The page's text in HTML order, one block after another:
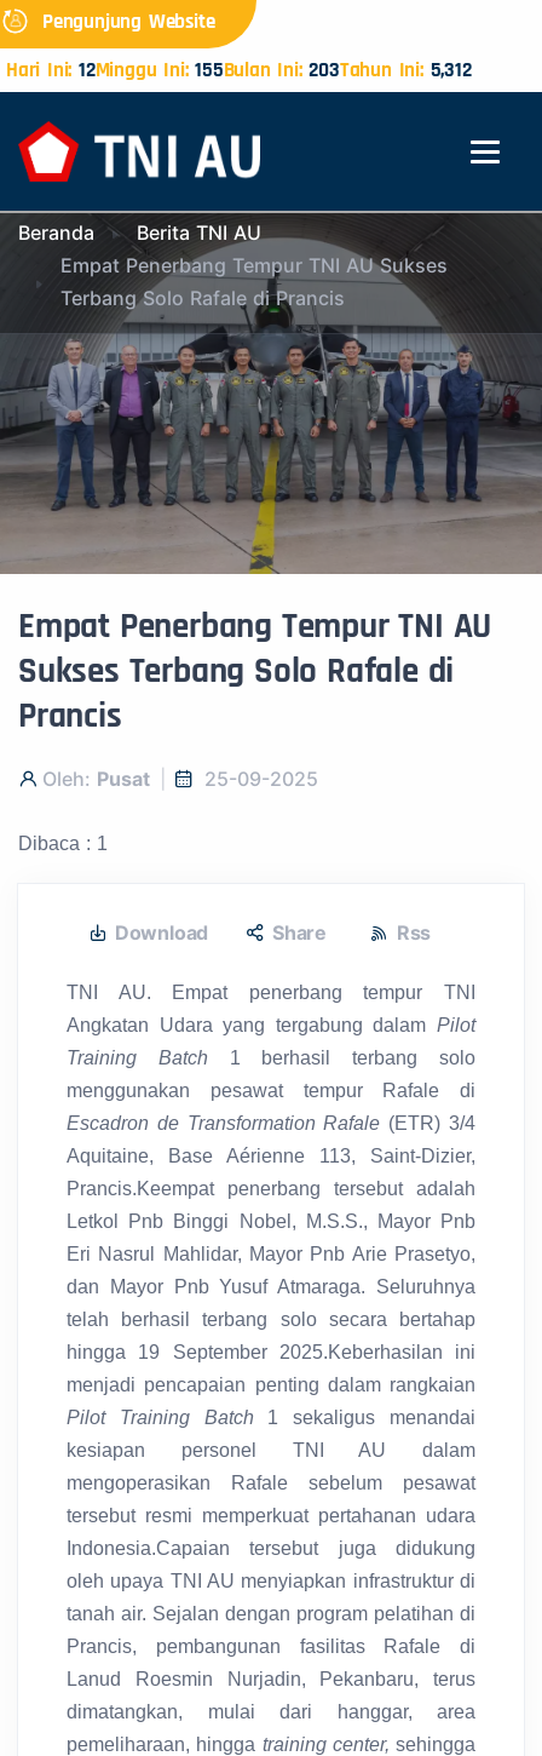
Pengunjung Website
Hari Ini: 12Minggu Ini:155Bulan Ini:203Tahun Ini:5,312
Beranda
Berita TNI AU
Empat Penerbang Tempur TNI AU Sukses
Terbang Solo Rafale di Prancis
Empat Penerbang Tempur TNI AU
Sukses Terbang Solo Rafale di
Prancis
Oleh: Pusat 25-09-2025
Dibaca : 1
Download Share Rss
TNI AU. Empat penerbang tempur TNI
Angkatan Udara yang tergabung dalam Pilot
Training Batch 1 berhasil terbang solo
menggunakan pesawat tempur Rafale di
Escadron de Transformation Rafale (ETR) 3/4
Aquitaine, Base Aérienne 113, Saint-Dizier,
Prancis.Keempat penerbang tersebut adalah
Letkol Pnb Binggi Nobel, M.S.S., Mayor Pnb
Eri Nasrul Mahlidar, Mayor Pnb Arie Prasetyo,
dan Mayor Pnb Yusuf Atmaraga. Seluruhnya
telah berhasil terbang solo secara bertahap
hingga 19 September 2025.Keberhasilan ini
menjadi pencapaian penting dalam rangkaian
Pilot Training Batch 1 sekaligus menandai
kesiapan personel TNI AU dalam
mengoperasikan Rafale sebelum pesawat
tersebut resmi memperkuat pertahanan udara
Indonesia.Capaian tersebut juga didukung
oleh upaya TNI AU menyiapkan infrastruktur di
tanah air. Sejalan dengan program pelatihan di
Prancis, pembangunan fasilitas Rafale di
Lanud Roesmin Nurjadin, Pekanbaru, terus
dimatangkan, mulai dari hanggar, area
pemeliharaan, hingga training center, sehingga